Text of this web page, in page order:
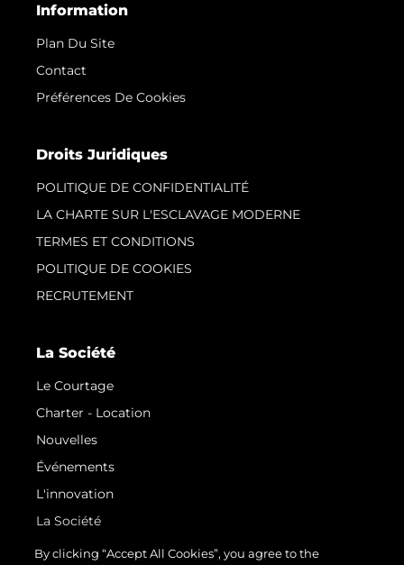
Information
Plan Du Site
Contact
Préférences De Cookies
Droits Juridiques
POLITIQUE DE CONFIDENTIALITÉ
LA CHARTE SUR L'ESCLAVAGE MODERNE
TERMES ET CONDITIONS
POLITIQUE DE COOKIES
RECRUTEMENT
La Société
Le Courtage
Charter - Location
Nouvelles
Événements
L'innovation
La Société
Notre Équipe
By clicking “Accept All Cookies”, you agree to the